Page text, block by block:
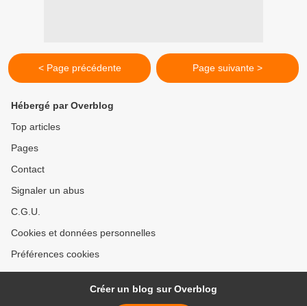
< Page précédente Page suivante >
Hébergé par Overblog
Top articles
Pages
Contact
Signaler un abus
C.G.U.
Cookies et données personnelles
Préférences cookies
Créer un blog sur Overblog